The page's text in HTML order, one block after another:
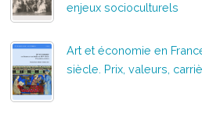
enjeux socioculturels
Art et économie en
siècle. Prix, valeurs,